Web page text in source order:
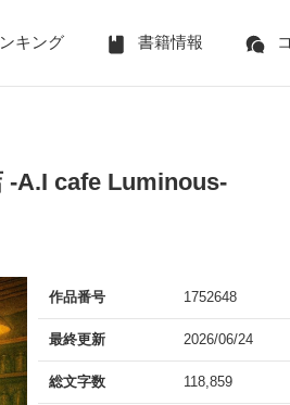
キング 書籍情報
-A.I cafe Luminous-
作品番号 1752648
最終更新 2026/06/24
総文字数 118,859